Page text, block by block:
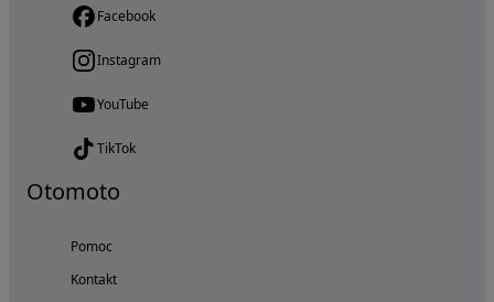
Facebook
Instagram
YouTube
TikTok
Otomoto
Pomoc
Kontakt